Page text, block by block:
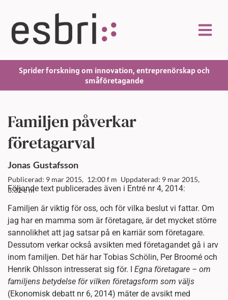
Sprider forskning om innovation, entreprenörskap och
småföretagande
Familjen påverkar
företagarval
Jonas Gustafsson
Publicerad: 9 mar 2015, 12:00 f m Uppdaterad: 9 mar 2015,
3:32 e m
Följande text publicerades även i Entré nr 4, 2014:
Familjen är viktig för oss, och för vilka beslut vi fattar. Om
jag har en mamma som är företagare, är det mycket större
sannolikhet att jag satsar på en karriär som företagare.
Dessutom verkar också avsikten med företagandet gå i arv
inom familjen. Det här har Tobias Schölin, Per Broomé och
Henrik Ohlsson intresserat sig för. I Egna företagare – om
familjens betydelse för vilken företagsform som väljs
(Ekonomisk debatt nr 6, 2014) mäter de avsikt med